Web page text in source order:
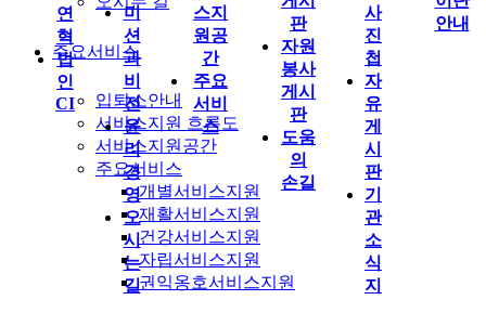
주요서비스
입퇴소안내
서비스지원 흐름도
서비스지원공간
주요서비스
개별서비스지원
재활서비스지원
건강서비스지원
자립서비스지원
권익옹호서비스지원
연
혁
법
인
CI
미
션
과
비
전
윤
리
경
영
오
시
는
길
스지
원공
간
주요
서비
스
판
자원
봉사
게시
판
도움
의
손길
사
진
첩
자
유
게
시
판
기
관
소
식
지
안내